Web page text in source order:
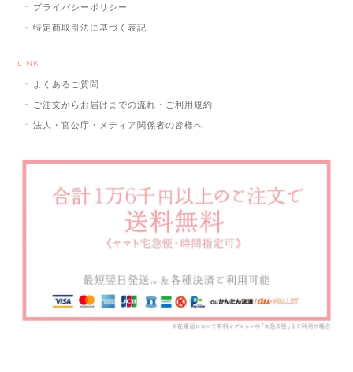
プライバシーポリシー
特定商取引法に基づく表記
LINK
よくあるご質問
ご注文からお届けまでの流れ・ご利用規約
法人・官公庁・メディア関係者の皆様へ